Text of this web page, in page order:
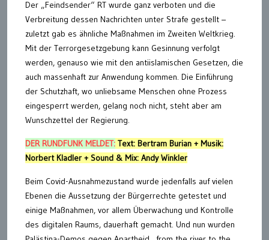
Der „Feindsender“ RT wurde ganz verboten und die
Verbreitung dessen Nachrichten unter Strafe gestellt –
zuletzt gab es ähnliche Maßnahmen im Zweiten Weltkrieg.
Mit der Terrorgesetzgebung kann Gesinnung verfolgt
werden, genauso wie mit den antiislamischen Gesetzen, die
auch massenhaft zur Anwendung kommen. Die Einführung
der Schutzhaft, wo unliebsame Menschen ohne Prozess
eingesperrt werden, gelang noch nicht, steht aber am
Wunschzettel der Regierung.
DER RUNDFUNK MELDET: Text: Bertram Burian + Musik:
Norbert Kladler + Sound & Mix: Andy Winkler
Beim Covid-Ausnahmezustand wurde jedenfalls auf vielen
Ebenen die Aussetzung der Bürgerrechte getestet und
einige Maßnahmen, vor allem Überwachung und Kontrolle
des digitalen Raums, dauerhaft gemacht. Und nun wurden